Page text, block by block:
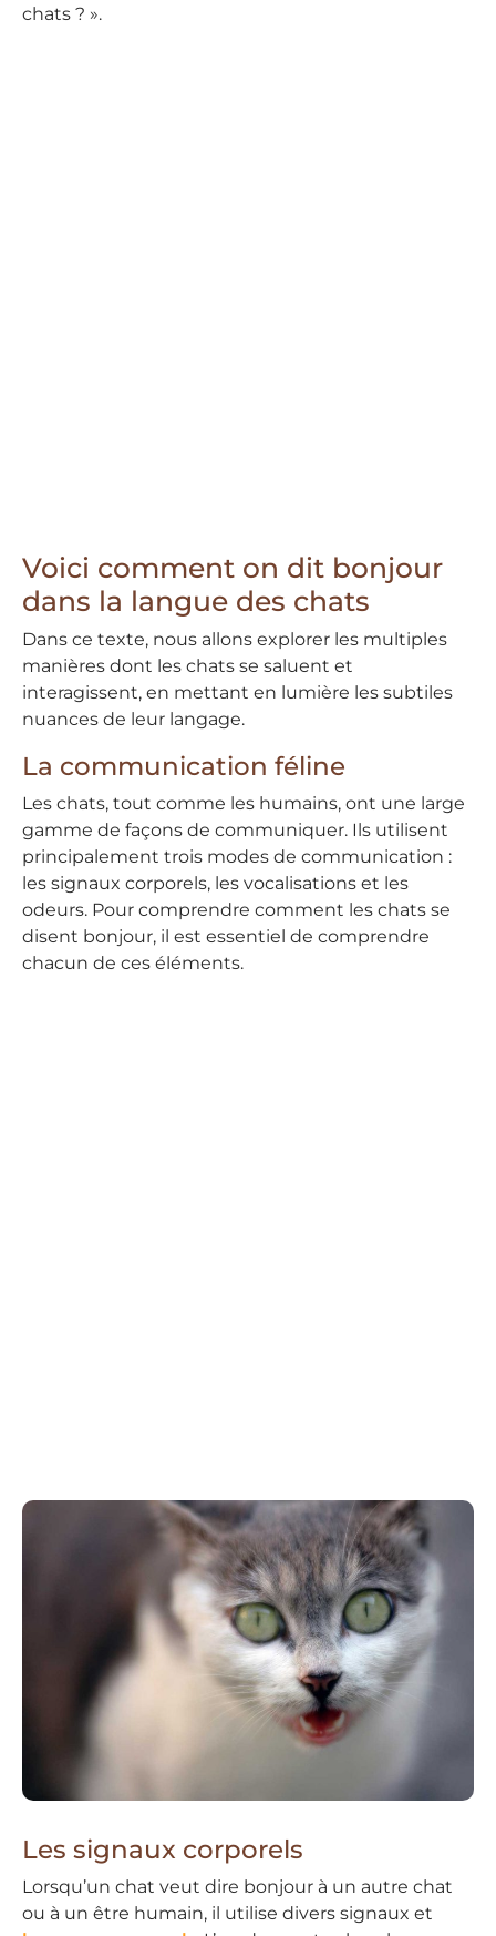
chats ? ».
Voici comment on dit bonjour
dans la langue des chats
Dans ce texte, nous allons explorer les multiples
manières dont les chats se saluent et
interagissent, en mettant en lumière les subtiles
nuances de leur langage.
La communication féline
Les chats, tout comme les humains, ont une large
gamme de façons de communiquer. Ils utilisent
principalement trois modes de communication :
les signaux corporels, les vocalisations et les
odeurs. Pour comprendre comment les chats se
disent bonjour, il est essentiel de comprendre
chacun de ces éléments.
Les signaux corporels
Lorsqu’un chat veut dire bonjour à un autre chat
ou à un être humain, il utilise divers signaux et